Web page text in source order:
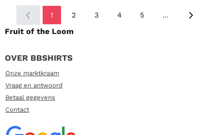
1 2 3 4 5 ...
Fruit of the Loom
OVER BBSHIRTS
Onze marktkraam
Vraag en antwoord
Betaal gegevens
Contact